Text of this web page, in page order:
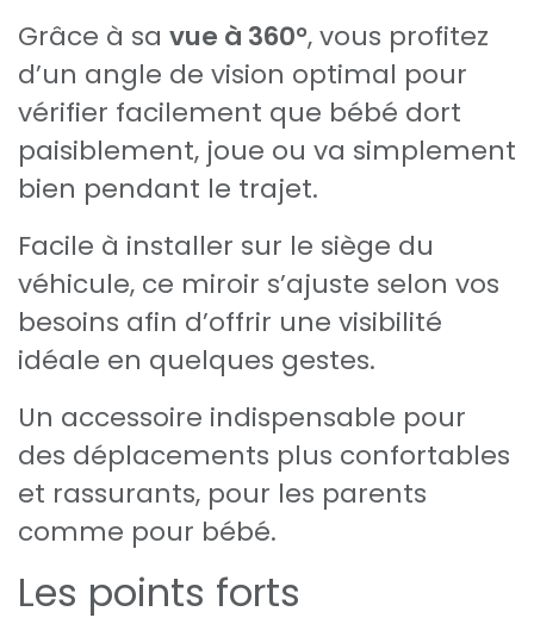
Grâce à sa vue à 360°, vous profitez
d’un angle de vision optimal pour
vérifier facilement que bébé dort
paisiblement, joue ou va simplement
bien pendant le trajet.
Facile à installer sur le siège du
véhicule, ce miroir s’ajuste selon vos
besoins afin d’offrir une visibilité
idéale en quelques gestes.
Un accessoire indispensable pour
des déplacements plus confortables
et rassurants, pour les parents
comme pour bébé.
Les points forts